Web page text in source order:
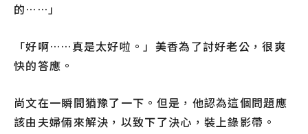
的……」
「好啊……真是太好啦。」美香為了討好老公，很爽
快的答應。
尚文在一瞬間猶豫了一下。但是，他認為這個問題應
該由夫婦倆來解決，以致下了決心，裝上錄影帶。